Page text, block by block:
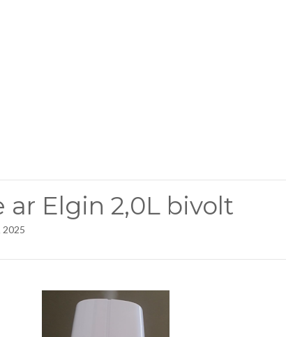
Elgin 2,0L bivolt
2025